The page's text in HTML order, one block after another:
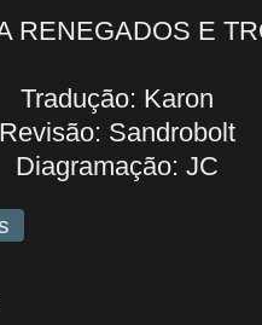
RENEGADOS E
Tradução: Karon
Revisão: Sandrobolt
Diagramação: JC